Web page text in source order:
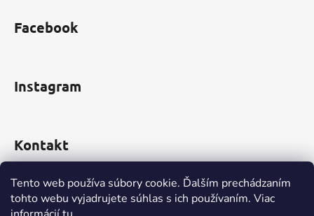
Tento web používa súbory cookie. Ďalším prechádzaním
tohto webu vyjadrujete súhlas s ich používaním. Viac
Facebook
Instagram
Kontakt
obchod@incomp.sk